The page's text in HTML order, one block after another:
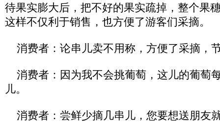
待果实膨大后，把不好的果实疏掉，整个果
这样不仅利于销售，也方便了游客们采摘。
消费者：论串儿卖不用称，方便了采摘，
消费者：因为我不会挑葡萄，这儿的葡萄
儿。
消费者：尝鲜少摘几串儿，您要想送朋友